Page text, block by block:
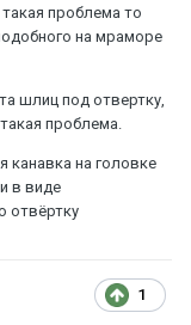
проблема то
на мраморе
шлиц под отвертку,
проблема.
канавка на головке
в виде
отвёртку
1